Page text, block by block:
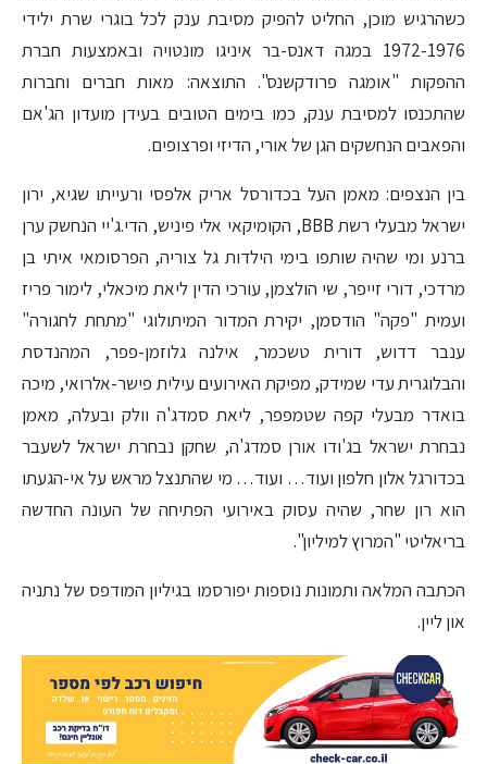
כשהרגיש מוכן, החליט להפיק מסיבת ענק לכל בוגרי שרת ילידי
1972-1976 במגה דאנס-בר איניגו מונטויה ובאמצעות חברת
ההפקות "אומגה פרודקשנס". התוצאה: מאות חברים וחברות
שהתכנסו למסיבת ענק, כמו בימים הטובים בעידן מועדון הג'אם
והפאבים הנחשקים הגן של אורי, הדיזי ופרצופים.
בין הנצפים: מאמן העל בכדורסל אריק אלפסי ורעייתו שגיא, ירון
ישראל מבעלי רשת BBB, הקומיקאי אלי פיניש, הדי.ג'יי הנחשק ערן
ברנע ומי שהיה שותפו בימי הילדות גל צוריה, הפרסומאי איתי בן
מרדכי, דורי זייפר, שי הולצמן, עורכי הדין ליאת מיכאלי, לימור פריז
ועמית "פקה" הודסמן, יקירת המדור המיתולוגי "מתחת לחגורה"
ענבר דדוש, דורית טשכמר, אילנה גלוזמן-פפר, המהנדסת
והבלוגרית עדי שמידק, מפיקת האירועים עילית פישר-אלרואי, מיכה
בואדר מבעלי קפה שטמפפר, ליאת סמדג'ה וולק ובעלה, מאמן
נבחרת ישראל בג'ודו אורן סמדג'ה, שחקן נבחרת ישראל לשעבר
בכדורגל אלון חלפון ועוד… ועוד… מי שהתנצל מראש על אי-הגעתו
הוא רון שחר, שהיה עסוק באירועי הפתיחה של העונה החדשה
בריאליטי "המרוץ למיליון".
הכתבה המלאה ותמונות נוספות יפורסמו בגיליון המודפס של נתניה
און ליין.